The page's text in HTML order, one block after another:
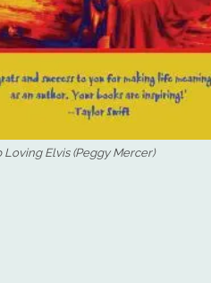
Loving Elvis (Peggy Mercer)